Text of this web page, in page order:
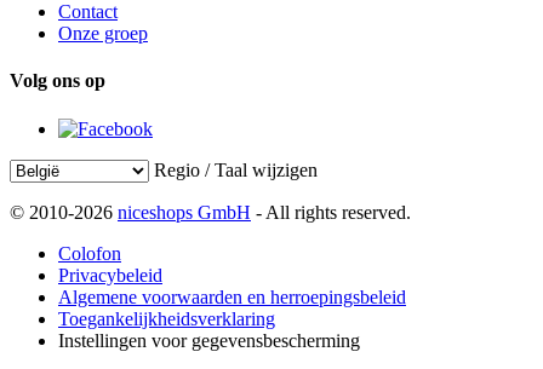
Contact
Onze groep
Volg ons op
Regio / Taal wijzigen
© 2010-2026 niceshops GmbH - All rights reserved.
Colofon
Privacybeleid
Algemene voorwaarden en herroepingsbeleid
Toegankelijkheidsverklaring
Instellingen voor gegevensbescherming